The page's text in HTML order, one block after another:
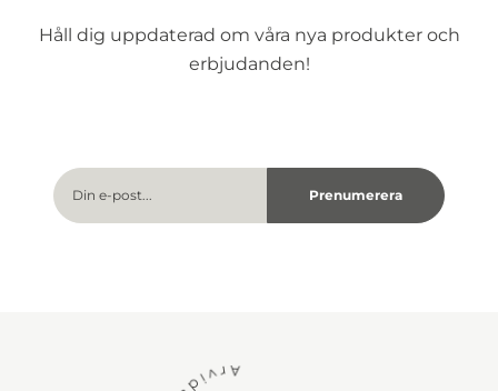
Håll dig uppdaterad om våra nya produkter och
erbjudanden!